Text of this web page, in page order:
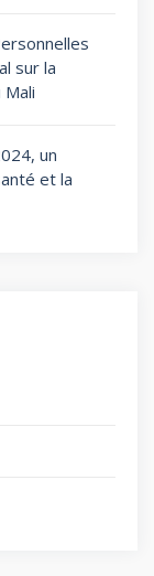
sur la
un
et la